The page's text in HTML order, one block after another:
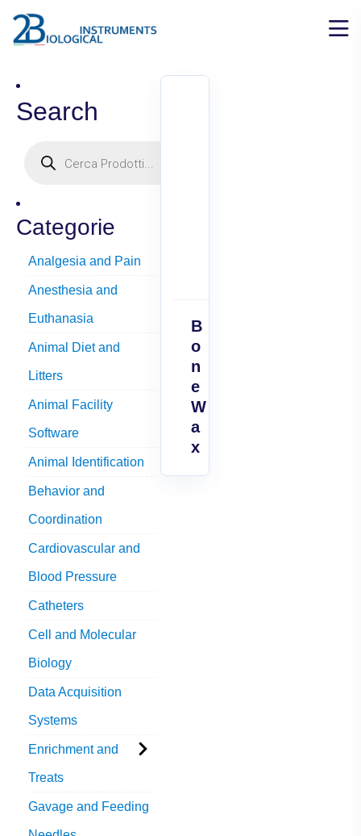
Search
Categorie
Analgesia and Pain
Anesthesia and
Euthanasia
Animal Diet and
Litters
Animal Facility
Software
Animal Identification
Behavior and
Coordination
Cardiovascular and
Blood Pressure
Catheters
Cell and Molecular
Biology
Data Acquisition
Systems
Enrichment and
Treats
Gavage and Feeding
B
o
n
e
W
a
x